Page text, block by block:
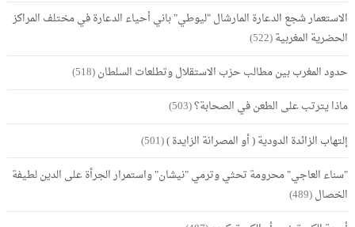
الاستعمار شجع الدعارة المارشال "ليوطي" باني أحياء الدعارة في مختلف المراكز
الحضرية المغربية(522)
حدود المغرب بين مطالب حزب الاستقلال وتطلعات السلطان(518)
ماذا يترتب على الطعن في الصحابة؟(503)
إلتهاب الزائدة الدودية ( أو المصرانة الزايدة )(501)
"سناء العاجي" محرومة تحثي وترمي "نيشان" واستمرار الجرأة على الدين لطيفة
الخصال(489)